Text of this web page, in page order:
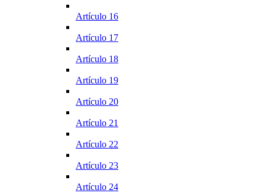
Artículo 16
Artículo 17
Artículo 18
Artículo 19
Artículo 20
Artículo 21
Artículo 22
Artículo 23
Artículo 24